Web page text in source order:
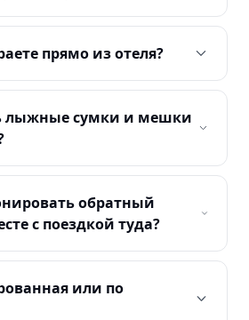
прямо из отеля?
лыжные сумки и мешки
обратный
с поездкой туда?
или по